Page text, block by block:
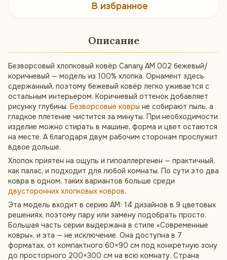
В избранное
Описание
Безворсовый хлопковый ковёр Canary AM 002 бежевый/
коричневый — модель из 100% хлопка. Орнамент здесь
сдержанный, поэтому бежевый ковёр легко уживается с
остальным интерьером. Коричневый оттенок добавляет
рисунку глубины. Безворсовые ковры не собирают пыль, а
гладкое плетение чистится за минуты. При необходимости
изделие можно стирать в машине, форма и цвет остаются
на месте. А благодаря двум рабочим сторонам прослужит
вдвое дольше.
Хлопок приятен на ощупь и гипоаллергенен — практичный,
как палас, и подходит для любой комнаты. По сути это два
ковра в одном, таких вариантов больше среди
двусторонних хлопковых ковров.
Эта модель входит в серию AM: 14 дизайнов в 9 цветовых
решениях, поэтому пару или замену подобрать просто.
Большая часть серии выдержана в стиле «Современные
ковры», и эта — не исключение. Она доступна в 7
форматах, от компактного 60×90 см под конкретную зону
до просторного 200×300 см на всю комнату. Страна